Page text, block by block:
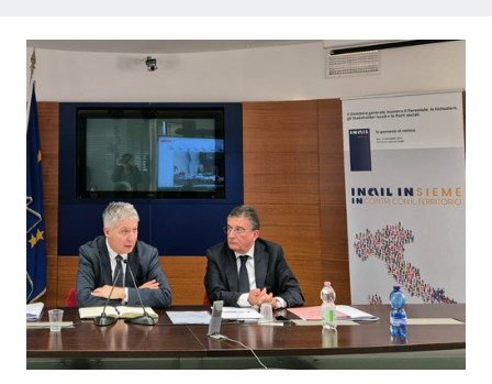
“Inail insieme”, il direttore generale